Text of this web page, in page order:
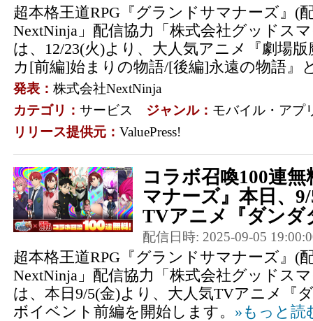
超本格王道RPG『グランドサマナーズ』(
NextNinja」配信協力「株式会社グッドス
は、12/23(火)より、大人気アニメ『劇場
カ[前編]始まりの物語/[後編]永遠の物語』
発表： 株式会社NextNinja
カテゴリ： サービス ジャンル： モバイル・アプ
リリース提供元： ValuePress!
コラボ召喚100連
マナーズ』本日、
TVアニメ『ダンダ
配信日時: 2025-09-05
超本格王道RPG『グランドサマナーズ』(
NextNinja」配信協力「株式会社グッドス
は、本日9/5(金)より、大人気TVアニメ『
ボイベント前編を開始します。 »もっと読